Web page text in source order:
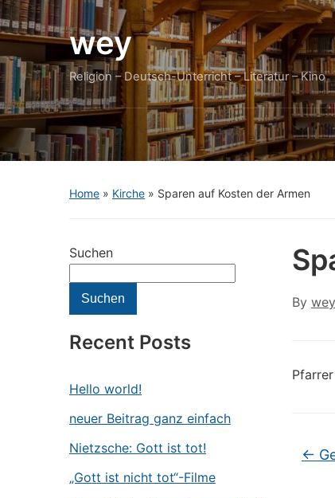
wey
Religion – Deutsch-Unterricht – Literatur – Kino
Home » Kirche » Sparen auf Kosten der Armen
Suchen
Suchen
Recent Posts
Hello world!
neuer Beitrag ganz einfach
Nietzsche: Gott ist tot!
„Gott ist nicht tot“-Filme
By
←